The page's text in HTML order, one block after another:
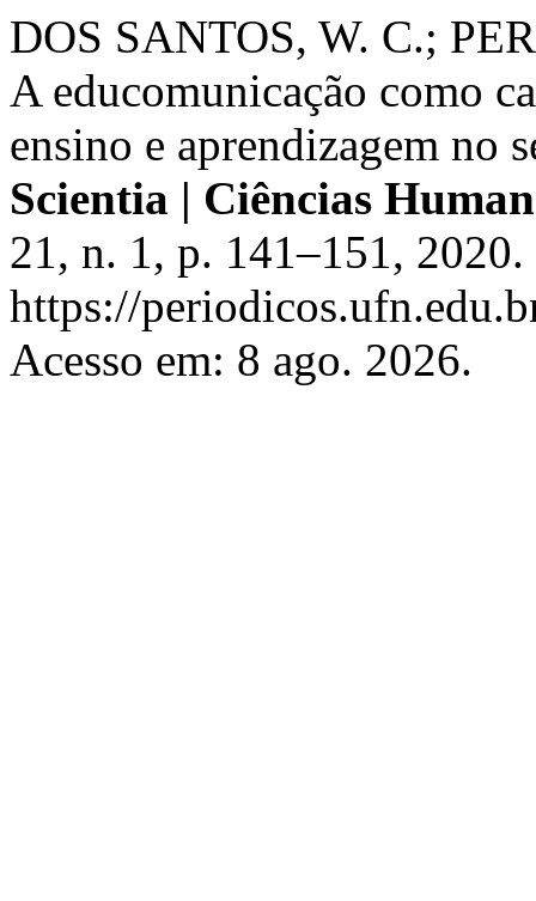
DOS SANTOS, W. C.;
A educomunicação como
ensino e aprendizagem no
Scientia | Ciências
21, n. 1, p. 141–151,
https://
Acesso em: 8 ago. 2026.